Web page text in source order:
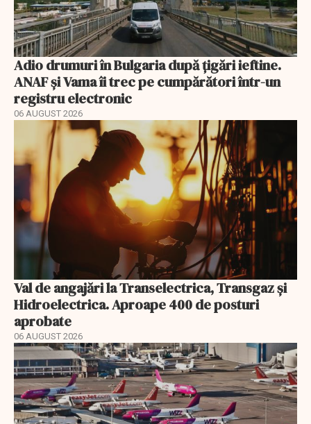
Adio drumuri în Bulgaria după țigări ieftine.
ANAF și Vama îi trec pe cumpărători într-un
registru electronic
06 AUGUST 2026
Val de angajări la Transelectrica, Transgaz și
Hidroelectrica. Aproape 400 de posturi
aprobate
06 AUGUST 2026